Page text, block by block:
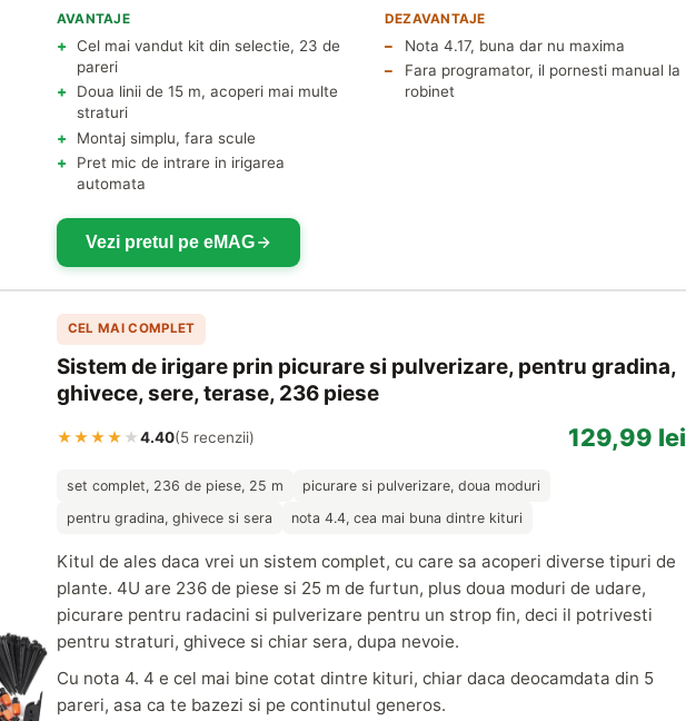
AVANTAJE
Cel mai vandut kit din selectie, 23 de
pareri
Doua linii de 15 m, acoperi mai multe
straturi
Montaj simplu, fara scule
Pret mic de intrare in irigarea
automata
DEZAVANTAJE
Nota 4.17, buna dar nu maxima
Fara programator, il pornesti manual la
robinet
Vezi pretul pe eMAG
CEL MAI COMPLET
Sistem de irigare prin picurare si pulverizare, pentru gradina,
ghivece, sere, terase, 236 piese
★★★★ ★4.40(5 recenzii) 129,99 lei
set complet, 236 de piese, 25 m
picurare si pulverizare, doua moduri
pentru gradina, ghivece si sera
nota 4.4, cea mai buna dintre kituri
Kitul de ales daca vrei un sistem complet, cu care sa acoperi diverse tipuri de
plante. 4U are 236 de piese si 25 m de furtun, plus doua moduri de udare,
picurare pentru radacini si pulverizare pentru un strop fin, deci il potrivesti
pentru straturi, ghivece si chiar sera, dupa nevoie.
Cu nota 4. 4 e cel mai bine cotat dintre kituri, chiar daca deocamdata din 5
pareri, asa ca te bazezi si pe continutul generos.